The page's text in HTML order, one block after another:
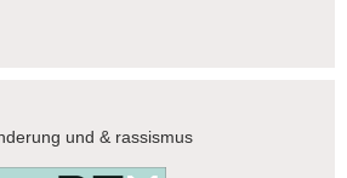
und & rassismus